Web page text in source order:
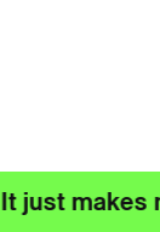
It just makes